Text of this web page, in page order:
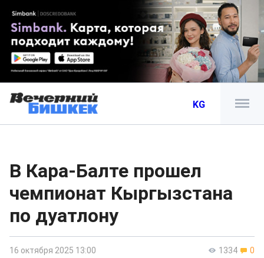
KG
В Кара-Балте прошел
чемпионат Кыргызстана
по дуатлону
1334 0
16 октября 2025 13:00